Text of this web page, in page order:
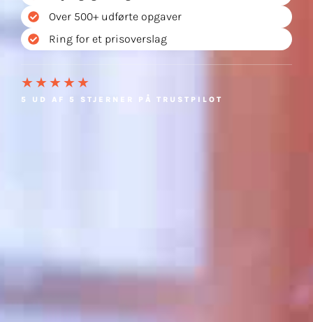
Over 500+ udførte opgaver
Ring for et prisoverslag
★★★★★
5 UD AF 5 STJERNER PÅ TRUSTPILOT